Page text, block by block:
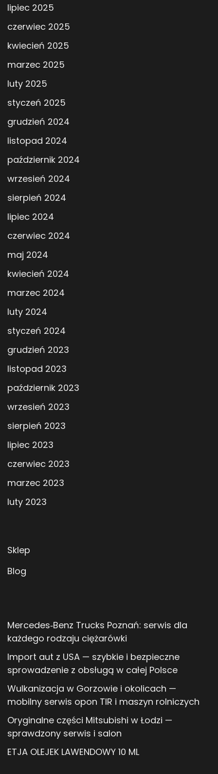
lipiec 2025
czerwiec 2025
kwiecień 2025
marzec 2025
luty 2025
styczeń 2025
grudzień 2024
listopad 2024
październik 2024
wrzesień 2024
sierpień 2024
lipiec 2024
czerwiec 2024
maj 2024
kwiecień 2024
marzec 2024
luty 2024
styczeń 2024
grudzień 2023
listopad 2023
październik 2023
wrzesień 2023
sierpień 2023
lipiec 2023
czerwiec 2023
marzec 2023
luty 2023
Sklep
Blog
Mercedes‑Benz Trucks Poznań: serwis dla
każdego rodzaju ciężarówki
Import aut z USA — szybkie i bezpieczne
sprowadzenie z obsługą w całej Polsce
Wulkanizacja w Gorzowie i okolicach —
mobilny serwis opon TIR i maszyn rolniczych
Oryginalne części Mitsubishi w Łodzi —
sprawdzony serwis i salon
ETJA OLEJEK LAWENDOWY 10 ML